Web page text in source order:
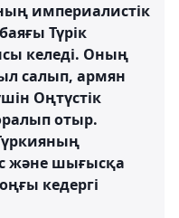
империалистік
Түрік
келеді. Оның
салып, армян
Оңтүстік
отыр.
және шығысқа
кедергі